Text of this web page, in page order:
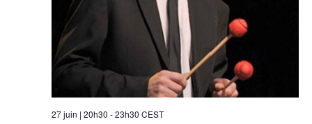
27 juin | 20h30 -23h30 CEST